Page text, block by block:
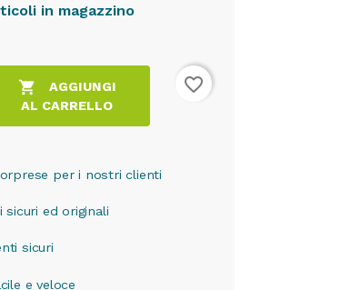
in magazzino

AGGIUNGI
AL CARRELLO
favorite_border
per i nostri clienti
sicuri ed originali
sicuri
e veloce